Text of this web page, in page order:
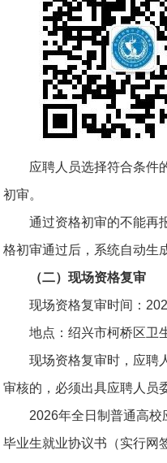
应聘人员选择符合条件
初审。
通过资格初审的不能再
格初审通过后，系统自动生
（二）现场资格复审
现场资格复审时间：
地点：绍兴市柯桥区卫
现场资格复审时，应聘
审核的，必须出具应聘人员
2026年全日制普通高
毕业生就业协议书（实行网